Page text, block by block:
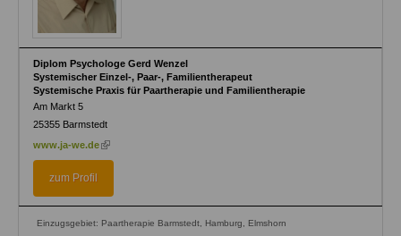
Diplom Psychologe Gerd Wenzel
Systemischer Einzel-, Paar-, Familientherapeut
Systemische Praxis für Paartherapie und Familientherapie
Am Markt 5
25355 Barmstedt
www.ja-we.de (link
zum Profil
Einzugsgebiet: Paartherapie Barmstedt, Hamburg, Elmshorn